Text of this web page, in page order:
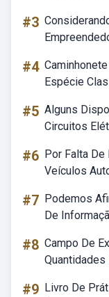
#3
#4
Espécie
#5 Alguns
Circuitos
#6 Por Falta De
Veículos
#7 Podemos
De
#8 Campo De
Quantidades
#9 Livro De